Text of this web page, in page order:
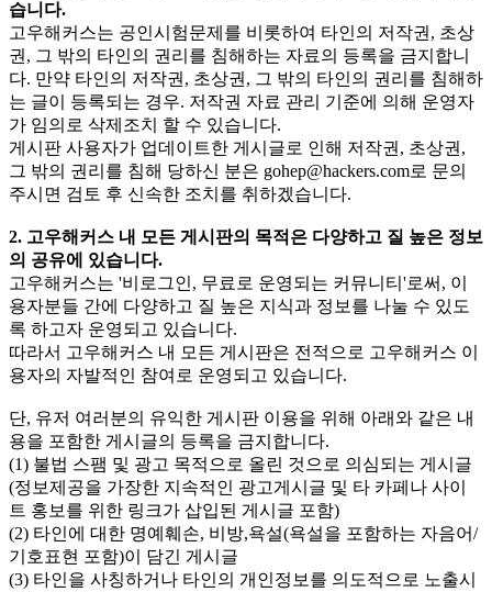
습니다.
고우해커스는 공인시험문제를 비롯하여 타인의 저작권, 초상
권, 그 밖의 타인의 권리를 침해하는 자료의 등록을 금지합니
다. 만약 타인의 저작권, 초상권, 그 밖의 타인의 권리를 침해하
는 글이 등록되는 경우. 저작권 자료 관리 기준에 의해 운영자
가 임의로 삭제조치 할 수 있습니다.
게시판 사용자가 업데이트한 게시글로 인해 저작권, 초상권,
그 밖의 권리를 침해 당하신 분은 gohep@hackers.com로 문의
주시면 검토 후 신속한 조치를 취하겠습니다.
2. 고우해커스 내 모든 게시판의 목적은 다양하고 질 높은 정보
의 공유에 있습니다.
고우해커스는 '비로그인, 무료로 운영되는 커뮤니티'로써, 이
용자분들 간에 다양하고 질 높은 지식과 정보를 나눌 수 있도
록 하고자 운영되고 있습니다.
따라서 고우해커스 내 모든 게시판은 전적으로 고우해커스 이
용자의 자발적인 참여로 운영되고 있습니다.
단, 유저 여러분의 유익한 게시판 이용을 위해 아래와 같은 내
용을 포함한 게시글의 등록을 금지합니다.
(1) 불법 스팸 및 광고 목적으로 올린 것으로 의심되는 게시글
(정보제공을 가장한 지속적인 광고게시글 및 타 카페나 사이
트 홍보를 위한 링크가 삽입된 게시글 포함)
(2) 타인에 대한 명예훼손, 비방,욕설(욕설을 포함하는 자음어/
기호표현 포함)이 담긴 게시글
(3) 타인을 사칭하거나 타인의 개인정보를 의도적으로 노출시